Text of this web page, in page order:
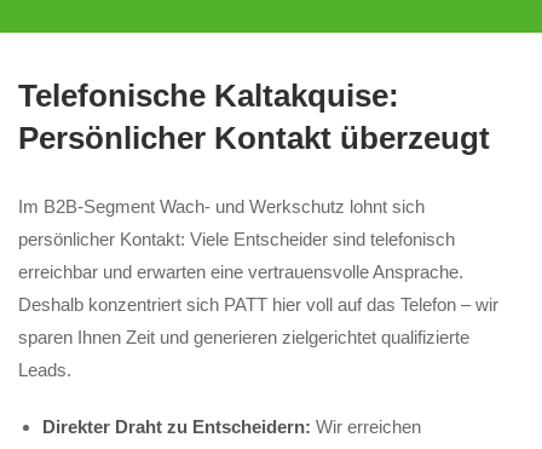
Telefonische Kaltakquise:
Persönlicher Kontakt überzeugt
Im B2B-Segment Wach- und Werkschutz lohnt sich
persönlicher Kontakt: Viele Entscheider sind telefonisch
erreichbar und erwarten eine vertrauensvolle Ansprache.
Deshalb konzentriert sich PATT hier voll auf das Telefon – wir
sparen Ihnen Zeit und generieren zielgerichtet qualifizierte
Leads.
Direkter Draht zu Entscheidern: Wir erreichen